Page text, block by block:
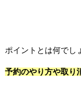
ポイントとは何でし
予約のやり方や取り